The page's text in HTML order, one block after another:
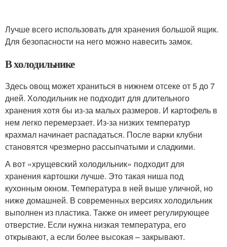
Лучше всего использовать для хранения большой ящик.
Для безопасности на него можно навесить замок.
В холодильнике
Здесь овощ может храниться в нижнем отсеке от 5 до 7
дней. Холодильник не подходит для длительного
хранения хотя бы из-за малых размеров. И картофель в
нем легко перемерзает. Из-за низких температур
крахмал начинает распадаться. После варки клубни
становятся чрезмерно рассыпчатыми и сладкими.
А вот «хрущевский холодильник» подходит для
хранения картошки лучше. Это такая ниша под
кухонным окном. Температура в ней выше уличной, но
ниже домашней. В современных версиях холодильник
выполнен из пластика. Также он имеет регулирующее
отверстие. Если нужна низкая температура, его
открывают, а если более высокая – закрывают.